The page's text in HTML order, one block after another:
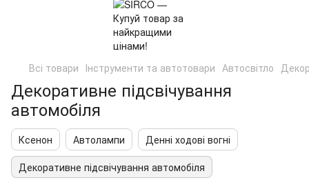
Всі товари Інструменти та автотовари Автосвітло
Декоративне підсвічування
автомобіля
Ксенон Автолампи
Денні ходові вогні
Декоративне підсвічування автомобіля